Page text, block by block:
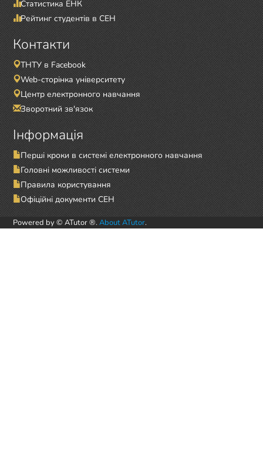
Статистика ЕНК
Рейтинг студентів в СЕН
Контакти
ТНТУ в Facebook
Web-сторінка університету
Центр електронного навчання
Зворотний зв'язок
Інформація
Перші кроки в системі електронного навчання
Головні можливості системи
Правила користування
Офіційні документи СЕН
Powered by © ATutor ®. About ATutor.